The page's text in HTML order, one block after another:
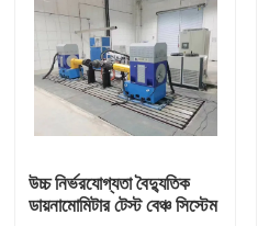
উচ্চ নির্ভরযোগ্যতা বৈদ্যুতিক
ডায়নামোমিটার টেস্ট বেঞ্চ সিস্টেম